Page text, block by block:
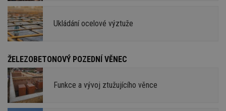
Ukládání ocelové výztuže
ŽELEZOBETONOVÝ POZEDNÍ VĚNEC
Funkce a vývoj ztužujícího věnce